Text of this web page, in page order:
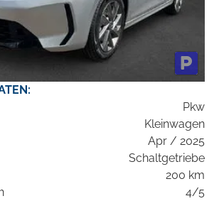
Pkw
Kleinwagen
Apr / 2025
Schaltgetriebe
200 km
4/5